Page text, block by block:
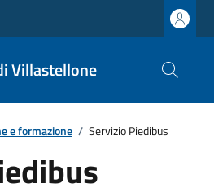
Villastellone
e formazione / Servizio Piedibus